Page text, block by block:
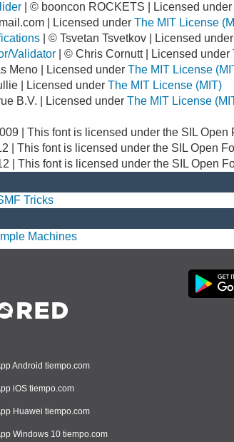
| © booncon ROCKETS | Licensed
| Licensed underThe MIT License
| © Tsvetan Tsvetkov | Licensed
Validator | © Chris Cornutt | Licensed under
Meno | Licensed underThe MIT License
| Licensed underThe MIT License (MIT)
B.V. | Licensed underThe MIT License
| This font is licensed under the SIL Open
| This font is licensed under the SIL Open
| This font is licensed under the SIL Open
Tricks
Machines
Android tiempo.com
iOS tiempo.com
Huawei tiempo.com
Windows 10 tiempo.com